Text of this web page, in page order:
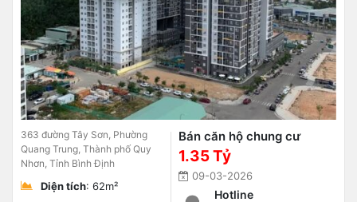
363 đường Tây Sơn, Phường
Quang Trung, Thành phố Quy
Nhơn, Tỉnh Bình Định
Diện tích: 62m²
Bán căn hộ chung cư
1.35 Tỷ
09-03-2026
Hotline